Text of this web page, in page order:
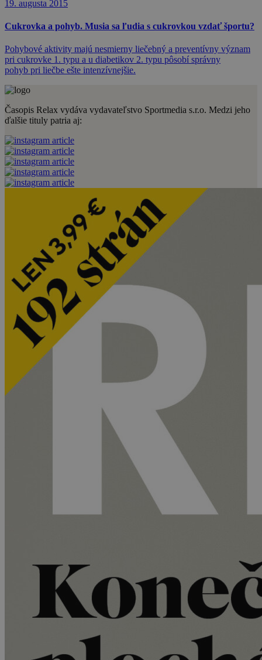
19. augusta 2015
Cukrovka a pohyb. Musia sa ľudia s cukrovkou vzdať športu?
Pohybové aktivity majú nesmierny liečebný a preventívny význam
pri cukrovke 1. typu a u diabetikov 2. typu pôsobí správny
pohyb pri liečbe ešte intenzívnejšie.
Časopis Relax vydáva vydavateľstvo Sportmedia s.r.o. Medzi jeho
ďalšie tituly patria aj: